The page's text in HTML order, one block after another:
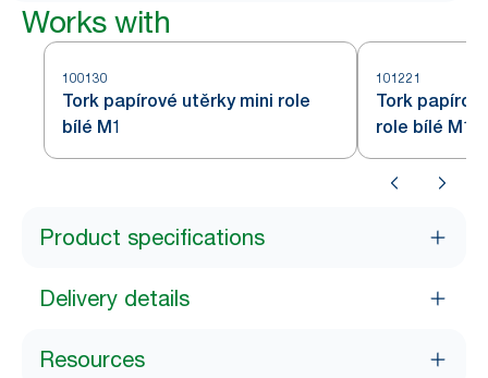
Works with
100130
Tork papírové utěrky mini role
bílé M1
101221
Tork
role bílé M1
Product specifications
Delivery details
Resources